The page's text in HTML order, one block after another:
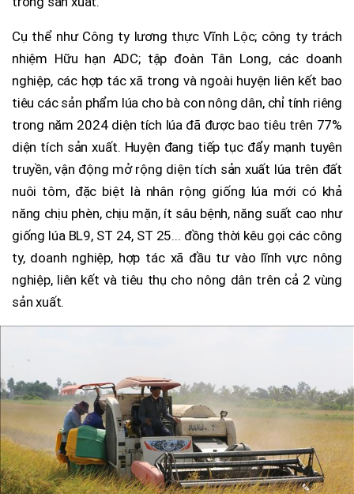
Cụ thể như Công ty lương thực Vĩnh Lộc; công ty trách
nhiệm Hữu hạn ADC; tập đoàn Tân Long, các doanh
nghiệp, các hợp tác xã trong và ngoài huyện liên kết bao
tiêu các sản phẩm lúa cho bà con nông dân, chỉ tính riêng
trong năm 2024 diện tích lúa đã được bao tiêu trên 77%
diện tích sản xuất. Huyện đang tiếp tục đẩy mạnh tuyên
truyền, vận động mở rộng diện tích sản xuất lúa trên đất
nuôi tôm, đặc biệt là nhân rộng giống lúa mới có khả
năng chịu phèn, chịu mặn, ít sâu bệnh, năng suất cao như
giống lúa BL9, ST 24, ST 25... đồng thời kêu gọi các công
ty, doanh nghiệp, hợp tác xã đầu tư vào lĩnh vực nông
nghiệp, liên kết và tiêu thụ cho nông dân trên cả 2 vùng
sản xuất.